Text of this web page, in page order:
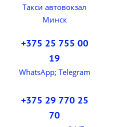
Такси автовокзал
Минск
+375 25 755 00
19
WhatsApp; Telegram
+375 29 770 25
70